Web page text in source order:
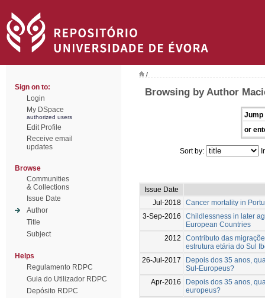
Sign on to:
Login
My DSpace
authorized users
Edit Profile
Receive email
updates
Browse
Communities
& Collections
Issue Date
Author
Title
Subject
Helps
Regulamento RDPC
Guia do Utilizador RDPC
Depósito RDPC
/
Browsing by Author
Jump
or
Sort by:
Issue Date
Jul-2018 Cancer mortality in
3-Sep-2016
Childlessness in later
European Countries
2012
Contributo das
estrutura etária do Sul
26-Jul-2017
Depois dos 35 anos,
Sul-Europeus?
Apr-2016
Depois dos 35 anos,
europeus?